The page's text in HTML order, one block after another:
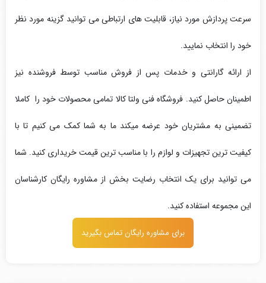
سرعت پردازش مورد نیاز، قابلیت های ارتباطی می توانید گزینه مورد نظر
خود را انتخاب نمایید.
از ارائه گارانتی و خدمات پس از فروش مناسب توسط فروشنده نیز
اطمینان حاصل کنید. فروشگاه فنی ولتا کالا تمامی محصولات خود را کاملا
تضمینی به مشتریان خود عرضه میکند ما به شما کمک می کنیم تا با
کیفیت ترین تجهیزات و لوازم را با مناسب ترین قیمت خریداری کنید. شما
می توانید برای یک انتخاب رضایت بخش از مشاوره رایگان کارشناسان
این مجموعه استفاده کنید.
برای مشاوره رایگان تماس بگیرید